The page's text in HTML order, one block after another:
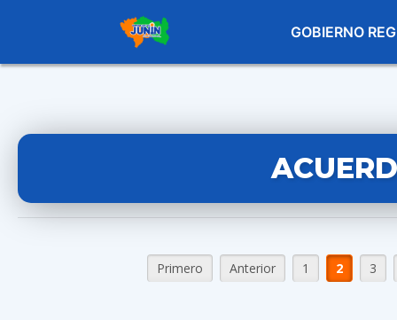
GOBIERNO
Primero Anterior 1 2 3